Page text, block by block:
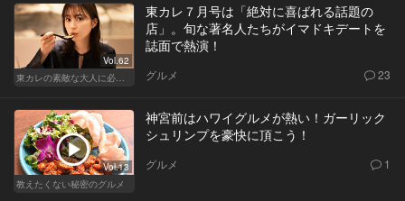
Vol.62
東カレ７月号は「絶対に喜ばれる話題の
店」。旬な著名人たちがイマドキデートを
誌面で熱演！
グルメ 23
Vol.13
教えたくない秘密のグルメ
神宮前はハワイグルメが熱い！ガーリック
シュリンプを豪快に頂こう！
グルメ 1